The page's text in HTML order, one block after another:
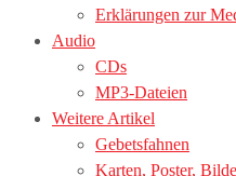
Erklärungen zur
Audio
CDs
MP3-Dateien
Weitere Artikel
Gebetsfahnen
Karten, Poster,